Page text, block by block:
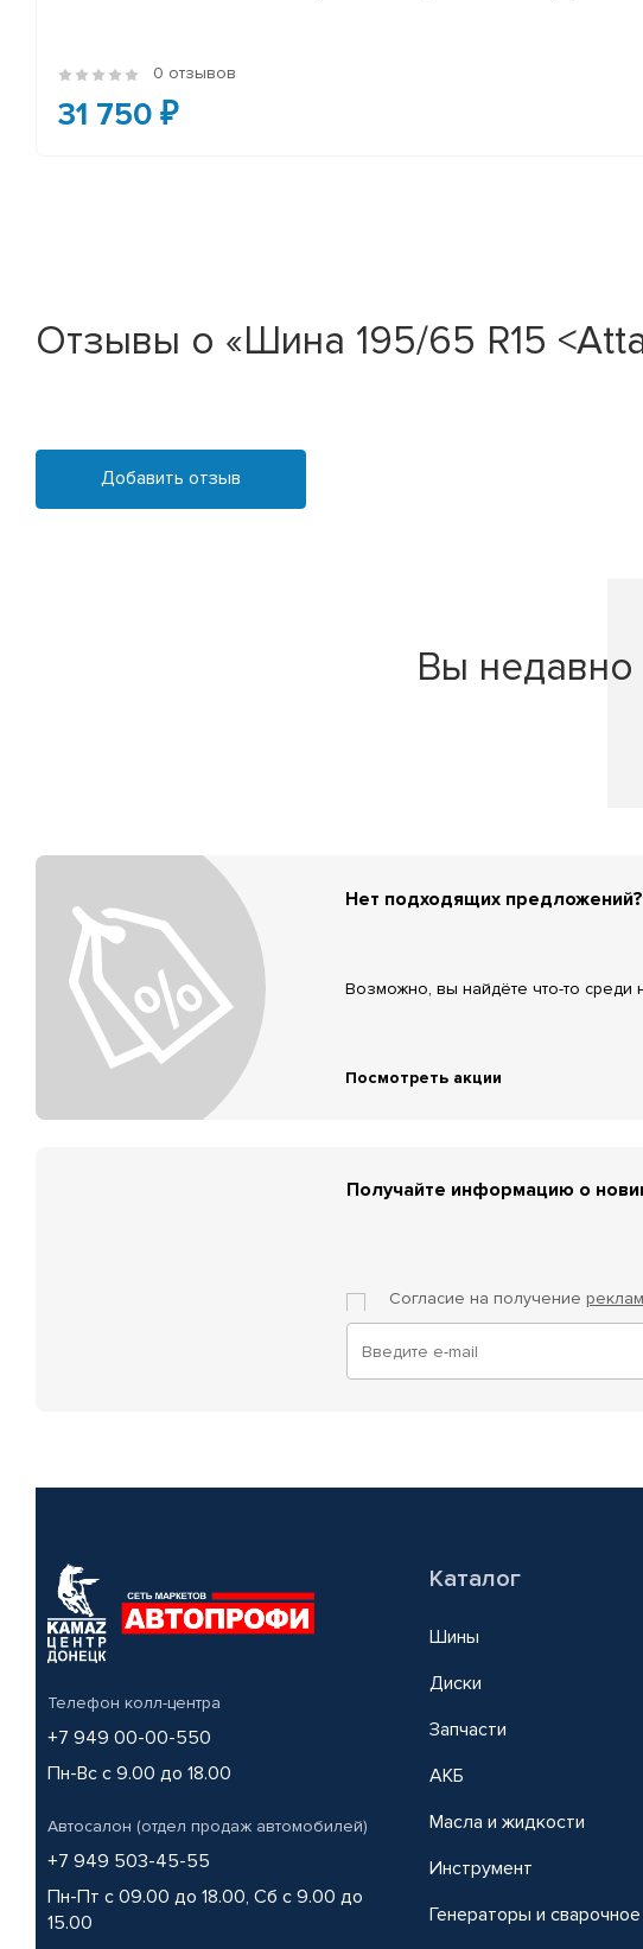
0 отзывов
31 750 ₽
Отзывы о «Шина 195/65 R15
Добавить отзыв
Вы недавно
Нет подходящих предложений?
Возможно, вы найдёте что-то среди
Посмотреть акции
Получайте информацию о
Согласие на получение
Телефон колл-центра
+7 949 00-00-550
Пн-Вс с 9.00 до 18.00
Автосалон (отдел продаж автомобилей)
+7 949 503-45-55
Пн-Пт с 09.00 до 18.00, Сб с 9.00 до
15.00
Каталог
Шины
Диски
Запчасти
АКБ
Масла и жидкости
Инструмент
Генераторы и